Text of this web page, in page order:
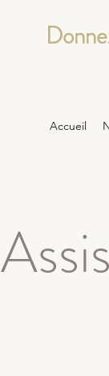
Accueil